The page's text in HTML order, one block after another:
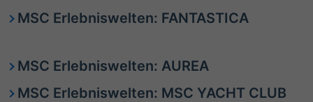
MSC Erlebniswelten: FANTASTICA
MSC Erlebniswelten: AUREA
MSC Erlebniswelten: MSC YACHT CLUB